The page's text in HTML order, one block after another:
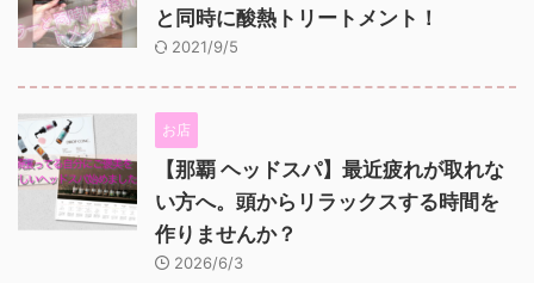
と同時に酸熱トリートメント！
2021/9/5
お店
【那覇 ヘッドスパ】最近疲れが取れな
い方へ。頭からリラックスする時間を
作りませんか？
2026/6/3